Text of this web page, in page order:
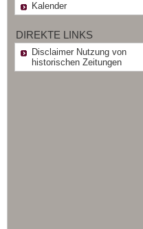
Kalender
DIREKTE LINKS
Disclaimer Nutzung von
historischen Zeitungen